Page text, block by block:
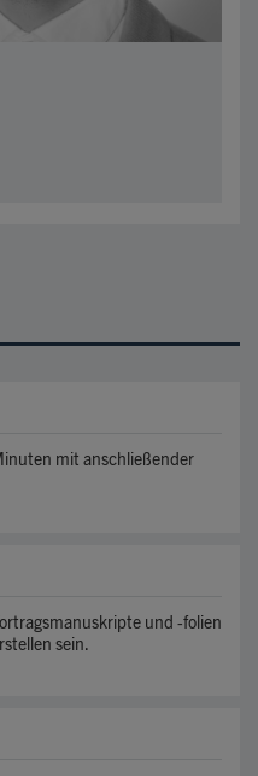
mit anschließender
und -folien
sein.